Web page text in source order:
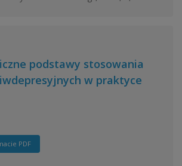
podstawy stosowania
w praktyce
PDF